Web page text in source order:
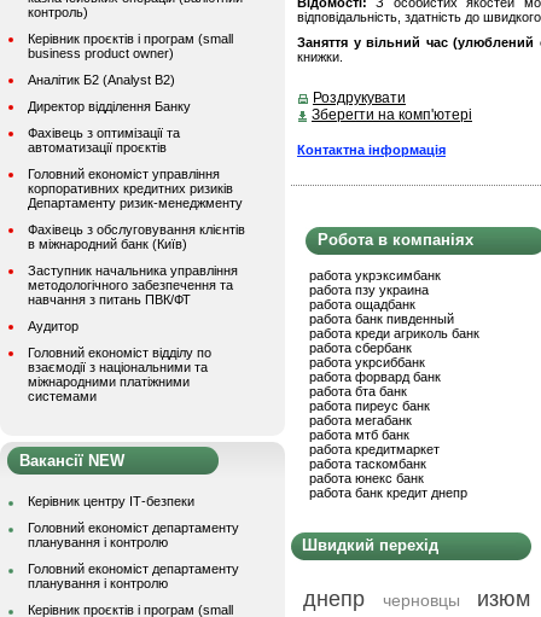
контроль)
Керівник проєктів і програм (small
business product owner)
Аналітик Б2 (Analyst B2)
Директор відділення Банку
Фахівець з оптимізації та
автоматизації проєктів
Головний економіст управління
корпоративних кредитних ризиків
Департаменту ризик-менеджменту
Фахівець з обслуговування клієнтів
в міжнародний банк (Київ)
Заступник начальника управління
методологічного забезпечення та
навчання з питань ПВК/ФТ
Аудитор
Головний економіст відділу по
взаємодії з національними та
міжнародними платіжними
системами
Вакансії NEW
Керівник центру ІТ-безпеки
Головний економіст департаменту
планування і контролю
Головний економіст департаменту
планування і контролю
Керівник проєктів і програм (small
відповідальність, здатність до
Заняття у вільний час (улюблений
книжки.
Роздрукувати
Зберегти на комп'ютері
Контактна інформація
Робота в компаніях
работа укрэксимбанк
работа пзу украина
работа ощадбанк
работа банк пивденный
работа креди агриколь банк
работа сбербанк
работа укрсиббанк
работа форвард банк
работа бта банк
работа пиреус банк
работа мегабанк
работа мтб банк
работа кредитмаркет
работа таскомбанк
работа юнекс банк
работа банк кредит днепр
Швидкий перехід
днепр черновцы
изюм